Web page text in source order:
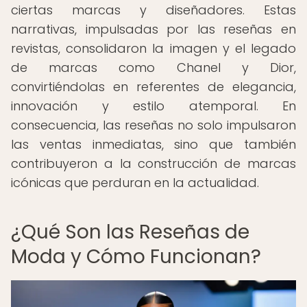
ciertas marcas y diseñadores. Estas
narrativas, impulsadas por las reseñas en
revistas, consolidaron la imagen y el legado
de marcas como Chanel y Dior,
convirtiéndolas en referentes de elegancia,
innovación y estilo atemporal. En
consecuencia, las reseñas no solo impulsaron
las ventas inmediatas, sino que también
contribuyeron a la construcción de marcas
icónicas que perduran en la actualidad.
¿Qué Son las Reseñas de
Moda y Cómo Funcionan?